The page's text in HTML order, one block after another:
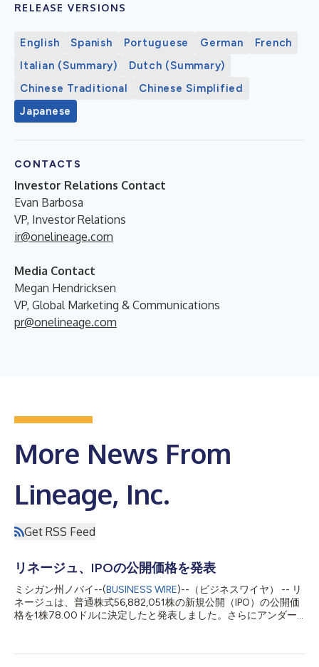
RELEASE VERSIONS
English Spanish Portuguese German
French
Italian (Summary)
Dutch (Summary)
Chinese Traditional
Chinese Simplified
Japanese
CONTACTS
Investor Relations Contact
Evan Barbosa
VP, Investor Relations
ir@onelineage.com
Media Contact
Megan Hendricksen
VP, Global Marketing & Communications
pr@onelineage.com
More News From
Lineage, Inc.
Get RSS Feed
リネージュ、IPOの公開価格を発表
ミシガン州ノバイ--(BUSINESS WIRE)--（ビジネスワイヤ） -- リ
ネージュは、普通株式56,882,051株の新規公開（IPO）の公開価
格を1株78.00ドルに決定したと発表しました。さらにアンダー
日間のオプションが付与されています。今回のIPOで調達された